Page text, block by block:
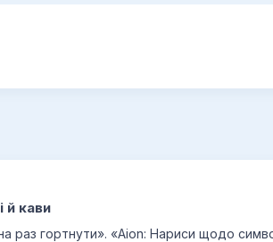
й кави
гортнути». «Aion: Нариси щодо